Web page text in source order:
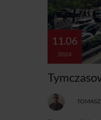
11.06
2024